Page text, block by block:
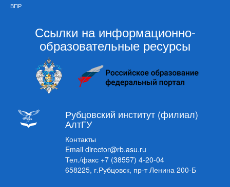
ВПР
Ссылки на информационно-
образовательные ресурсы
Рубцовский институт (филиал)
АлтГУ
Контакты
Email director@rb.asu.ru
Тел./факс +7 (38557) 4-20-04
658225, г.Рубцовск, пр-т Ленина 200-Б